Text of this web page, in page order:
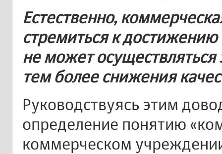
Естественно,
стремиться к
не может осуществляться
тем более снижения
Руководствуясь этим
определение понятию
коммерческом